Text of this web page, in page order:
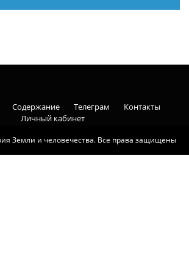
Земли и человечества. Все права защищены
Содержание Телеграм
Контакты
Личный кабинет